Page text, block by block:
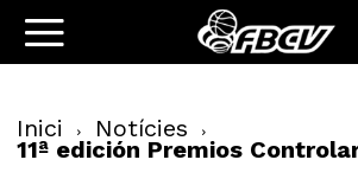
Inici Notícies
11ª edición Premios